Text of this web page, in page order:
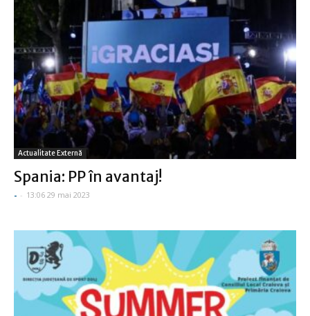
Actualitate Externă
Spania: PP în avantaj!
- - 13:06 29 mai 2023